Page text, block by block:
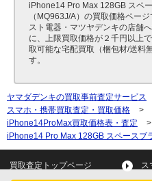
iPhone14 Pro Max 128GB スペ
（MQ963J/A）の買取価格ペー
スト電器・マツヤデンキの店舗
に、上限買取価格が２千円以上
取可能な宅配買取（梱包材/送料
す。
ヤマダデンキの買取事前査定サービス
スマホ・携帯買取査定・買取価格
>
iPhone14ProMax買取価格表・査定
>
iPhone14 Pro Max 128GB スペースブ
買取査定トップページ ス